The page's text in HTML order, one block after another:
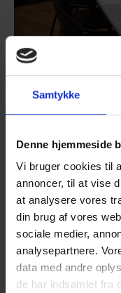
Samtykke
Denne hjemmeside
Vi bruger cookies til
annoncer, til at vise
at analysere vores
din brug af vores
sociale medier,
analysepartnere.
data med andre
de har indsamlet fra
Møder &
møde,
På Hotel Dalgas
inspirerende
i 2022 med
2 - 200 personer.